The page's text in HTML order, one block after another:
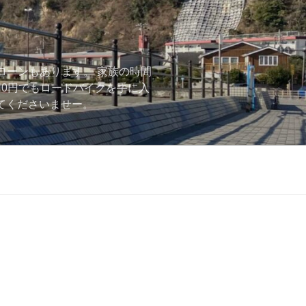
ーンもあります。 家族の時間
円でもロードバイクを手に入
くださいませー。